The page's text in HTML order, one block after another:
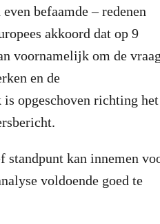
befaamde – redenen
akkoord dat op 9
voornamelijk om de vraag
en de
opgeschoven richting het
standpunt kan innemen
voldoende goed te